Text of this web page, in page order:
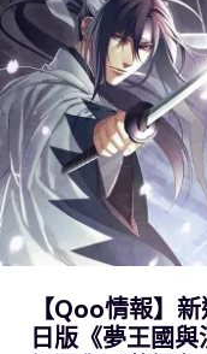
【Qoo情報】
日版《夢王國